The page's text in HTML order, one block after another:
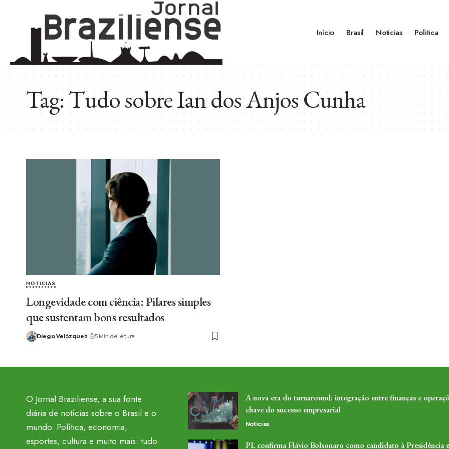
Início Brasil Noticias Politica
Tag:Tudo sobre Ian dos Anjos Cunha
NOTICIAS
Longevidade com ciência: Pilares simples
que sustentam bons resultados
Diego Velázquez 5 Min de leitura
O Jornal Braziliense, a sua fonte
diária de notícias sobre o Brasil e o
mundo. Política, economia,
esportes, cultura e muito mais: tudo
A nova era do turnaround: integração entre finanças e
chave do sucesso empresarial
Noticias
PL confirma Flávio Bolsonaro como candidato à Presidência